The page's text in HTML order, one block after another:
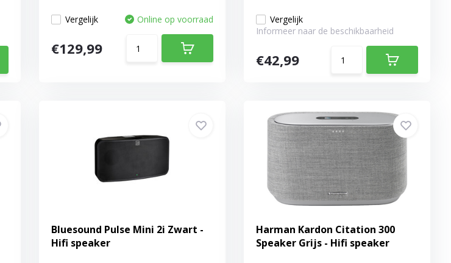
Vergelijk Online op voorraad
€129,99
Vergelijk
Informeer naar de beschikbaarheid
€42,99
Bluesound Pulse Mini 2i Zwart -
Hifi speaker
Harman Kardon Citation 300
Speaker Grijs - Hifi speaker